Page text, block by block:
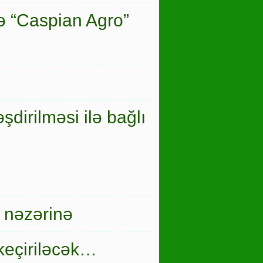
“Caspian Agro”
ilə bağlı